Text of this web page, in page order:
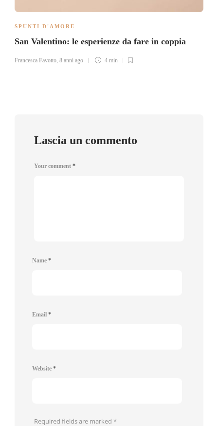
SPUNTI D'AMORE
San Valentino: le esperienze da fare in coppia
Francesca Favotto 8 anni ago 4 min
Lascia un commento
Your comment *
Name *
Email *
Website *
Required fields are marked *